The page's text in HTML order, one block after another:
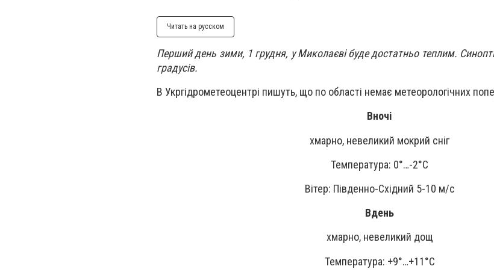
Читать на русском
Перший день зими, 1 грудня, у Миколаєві буде достатньо теплим.
градусів.
В Укргідрометеоцентрі пишуть, що по області немає метеорологічних
Вночі
хмарно, невеликий мокрий сніг
Температура: 0°…-2°C
Вітер: Південно-Східний 5-10 м/с
Вдень
хмарно, невеликий дощ
Температура: +9°…+11°C